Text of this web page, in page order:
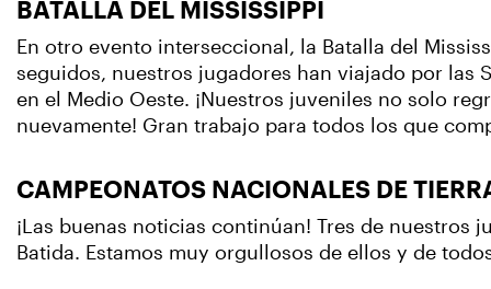
BATALLA DEL MISSISSIPPI
En otro evento interseccional, la Batalla del
seguidos, nuestros jugadores han viajado por las
en el Medio Oeste. ¡Nuestros juveniles no solo
nuevamente! Gran trabajo para todos los que
CAMPEONATOS NACIONALES DE
¡Las buenas noticias continúan! Tres de
Batida. Estamos muy orgullosos de ellos y de